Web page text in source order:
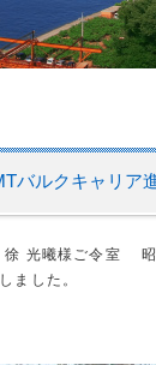
バルクキャリア
曦様ご令室 昭
ました。